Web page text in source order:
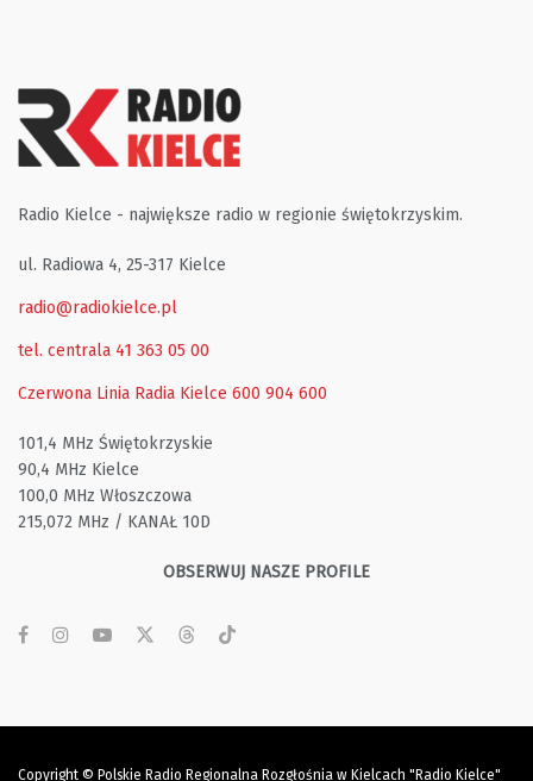
Radio Kielce - największe radio w regionie świętokrzyskim.
ul. Radiowa 4, 25-317 Kielce
radio@radiokielce.pl
tel. centrala 41 363 05 00
Czerwona Linia Radia Kielce 600 904 600
101,4 MHz Świętokrzyskie
90,4 MHz Kielce
100,0 MHz Włoszczowa
215,072 MHz / KANAŁ 10D
OBSERWUJ NASZE PROFILE
Copyright © Polskie Radio Regionalna Rozgłośnia w Kielcach "Radio Kielce"